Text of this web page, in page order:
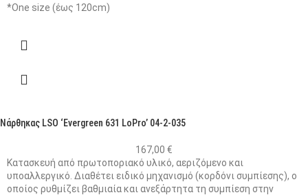
*One size (έως 120cm)
Νάρθηκας LSO ‘Evergreen 631 LoPro’ 04-2-035
167,00 €
Κατασκευή από πρωτοποριακό υλικό, αεριζόμενο και
υποαλλεργικό. Διαθέτει ειδικό μηχανισμό (κορδόνι συμπίεσης), ο
οποίος ρυθμίζει βαθμιαία και ανεξάρτητα τη συμπίεση στην